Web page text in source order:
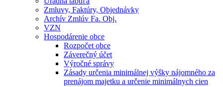
Zmluvy, Faktúry, Objednávky
Archív Zmlúv Fa. Obj.
VZN
Hospodárenie obce
Rozpočet obce
Záverečný účet
Výročné správy
Zásady určenia minimálnej výšky nájomného za
prenájom majetku a určenie minimálnych cien